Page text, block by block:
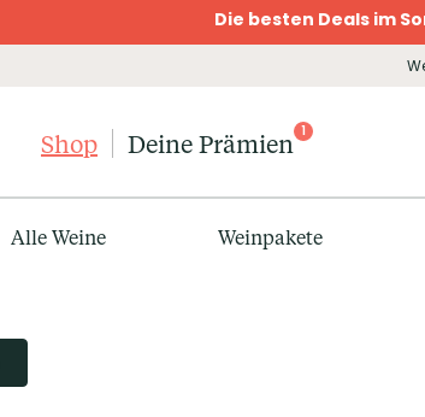
Die besten Deals im
Shop Deine Prämien 1
Alle Weine Weinpakete